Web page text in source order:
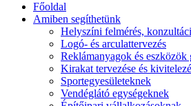
Főoldal
Amiben segíthetünk
Helyszíni felmérés,
Logó- és arculattervezés
Reklámanyagok és eszközök
Kirakat tervezése és
Sportegyesületeknek
Vendéglátó egységeknek